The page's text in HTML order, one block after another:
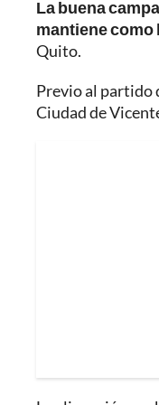
La buena
mantiene
Quito.
Previo al partido
Ciudad de